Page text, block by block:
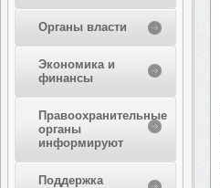
Органы власти
Экономика и
финансы
Правоохранительные
органы
информируют
Поддержка